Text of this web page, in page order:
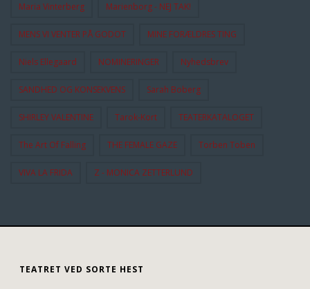
Maria Vinterberg Marienborg - NEJ TAK!
MENS VI VENTER PÅ GODOT MINE FORÆLDRES TING
Niels Ellegaard NOMINERINGER Nyhedsbrev
SANDHED OG KONSEKVENS Sarah Boberg
SHIRLEY VALENTINE Tarok-Kort TEATERKATALOGET
The Art Of Falling THE FEMALE GAZE Torben Toben
VIVA LA FRIDA Z - MONICA ZETTERLUND
TEATRET VED SORTE HEST